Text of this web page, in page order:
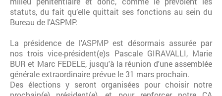
statuts, du fait qu’elle quittait ses fonctions au sein du
Bureau de l'ASPMP.
La présidence de l'ASPMP est désormais assurée par
nos trois vice-président(e)s Pascale GIRAVALLI, Marie
BUR et Marc FEDELE, jusqu'à la réunion d'une assemblée
générale extraordinaire prévue le 31 mars prochain.
Des élections y seront organisées pour choisir notre